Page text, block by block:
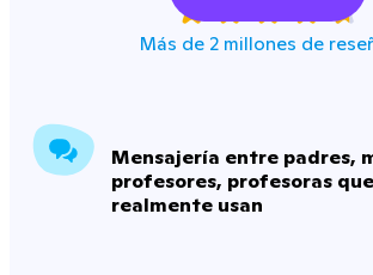
Más de 2 millones de
Mensajería entre padres,
profesores, profesoras
realmente usan